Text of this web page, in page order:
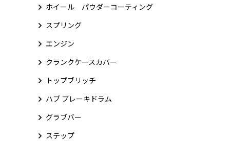
ホイール パウダーコーティング
スプリング
エンジン
クランクケースカバー
トップブリッチ
ハブ ブレーキドラム
グラブバー
ステップ